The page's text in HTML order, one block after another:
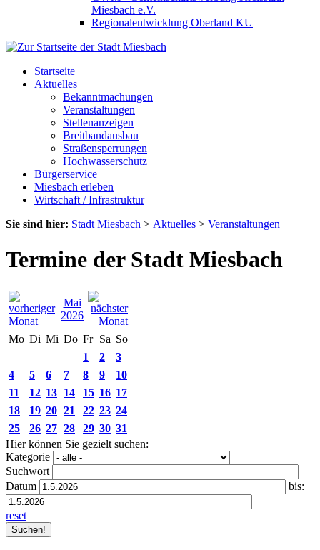
Miesbach e.V.
Regionalentwicklung Oberland KU
Startseite
Aktuelles
Bekanntmachungen
Veranstaltungen
Stellenanzeigen
Breitbandausbau
Straßensperrungen
Hochwasserschutz
Bürgerservice
Miesbach erleben
Wirtschaft / Infrastruktur
Sie sind hier: Stadt Miesbach > Aktuelles > Veranstaltungen
Termine der Stadt Miesbach
Mai
2026
Mo Di Mi Do Fr Sa So
1
2
3
4
5 6 7 8 9
10
11
12 13 14 15 16 17
18
19 20 21 22 23 24
25
26 27 28 29 30 31
Hier können Sie gezielt suchen:
Kategorie
Suchwort
Datum
bis:
reset